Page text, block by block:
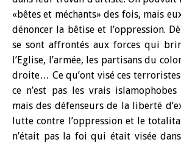
«bêtes et méchants» des fois, mais
dénoncer la bêtise et l’oppression.
se sont affrontés aux forces qui
l’Eglise, l’armée, les partisans du
droite… Ce qu’ont visé ces
ce n’est pas les vrais
mais des défenseurs de la liberté
lutte contre l’oppression et le
n’était pas la foi qui était visée